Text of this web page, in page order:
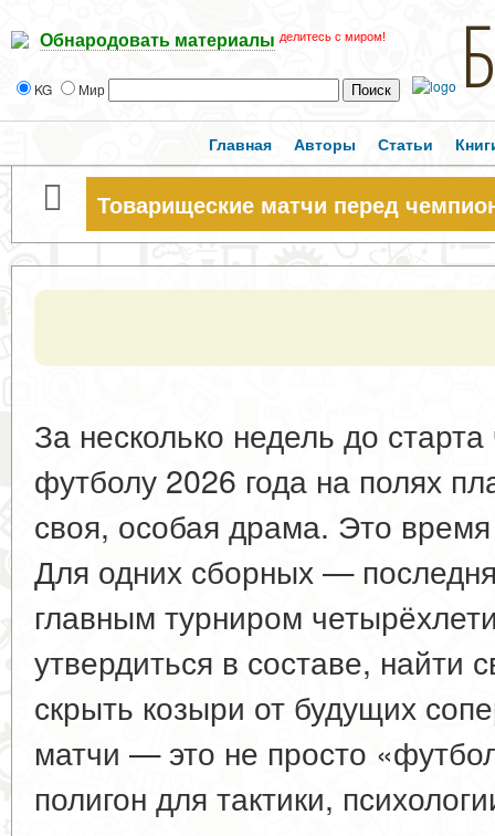
Обнародовать материалы делитесь с миром!
KG Мир
Главная Авторы Статьи
Товарищеские матчи перед
За несколько недель до
футболу 2026 года на полях
своя, особая драма. Это
Для одних сборных —
главным турниром
утвердиться в составе, найти
скрыть козыри от будущих
матчи — это не просто
полигон для тактики,